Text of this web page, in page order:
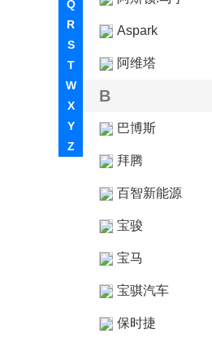
Q
R
S
T
W
X
Y
Z
Aspark
阿维塔
B
巴博斯
拜腾
百智新能源
宝骏
宝马
宝骐汽车
保时捷